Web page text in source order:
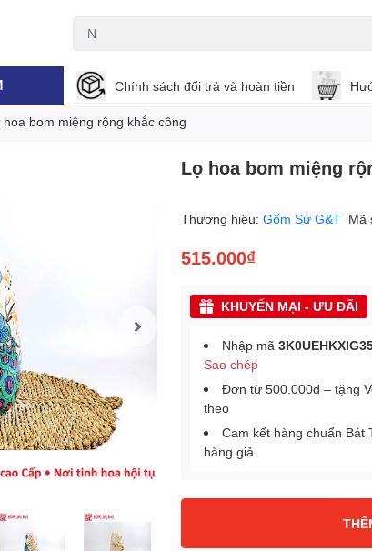
Chính sách đổi trả và hoàn tiền
hoa bom miệng rộng khắc công
Lọ hoa bom miệng
Thương hiệu:Gốm Sứ G&T Mã
515.000₫
KHUYẾN MẠI - ƯU ĐÃI
Nhập mã
Sao chép
Đơn từ 500.000đ – tặng
theo
Cam kết hàng chuẩn Bát
hàng giả